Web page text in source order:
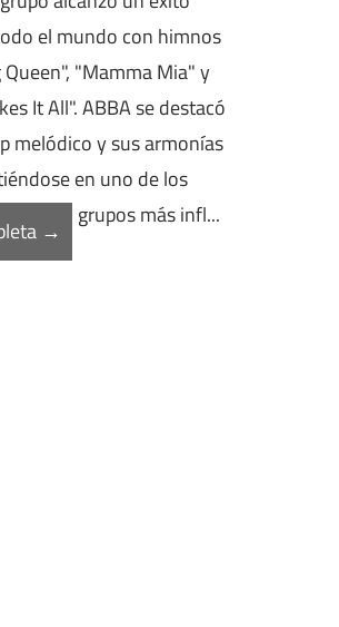
el mundo con himnos
"Mamma Mia" y
It All". ABBA se destacó
melódico y sus armonías
en uno de los
grupos más infl...
→